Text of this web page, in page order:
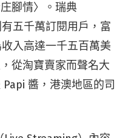
腳情〉。瑞典
五千萬訂閱用戶，富
入高達一千五百萬美
從淘寶賣家而聲名大
醬，港澳地區的司